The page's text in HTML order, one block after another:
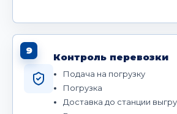
9
Контроль перевозки
Подача на погрузку
Погрузка
Доставка до станции